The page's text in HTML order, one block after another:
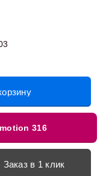
316
Заказ в 1 клик